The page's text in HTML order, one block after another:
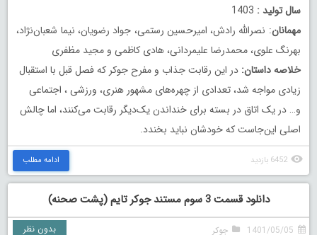
سال تولید :
مهمانان: نصرالله رادش، امیرحسین رستمی، جواد رضویان، نیما شعبان‌نژاد،
بهرنگ علوی، محمدرضا علیمردانی، هادی کاظمی و مجید مظفری
خلاصه داستان: در این رقابت جذاب و مفرح جوکر که فصل قبل با استقبال
زیادی مواجه شد، تعدادی از چهره‌های مشهور هنری، ورزشی ، اجتماعی
و… در یک اتاق در بسته برای ‏خنداندن یک‌دیگر رقابت می‌کنند، اما چالش
اصلی این‌جاست که خودشان نباید بخندد.
6452 بازدید ادامه مطلب
دانلود قسمت 3 سوم مستند جوکر تایم (پشت صحنه)
1401/05/05 جوکر بدون نظر